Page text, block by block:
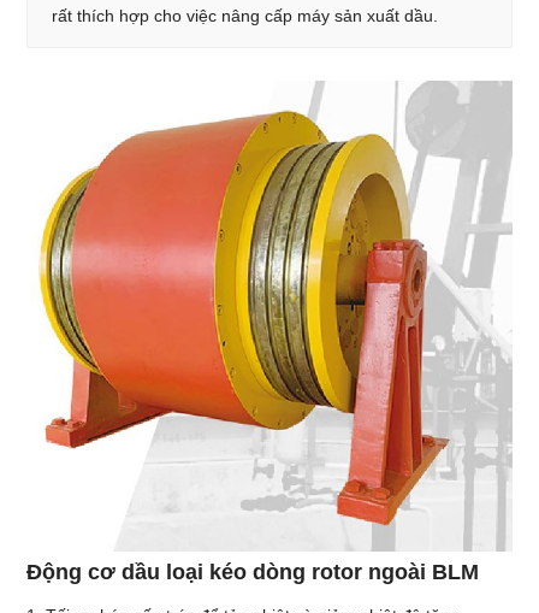
rất thích hợp cho việc nâng cấp máy sản xuất dầu.
Động cơ dầu loại kéo dòng rotor ngoài BLM